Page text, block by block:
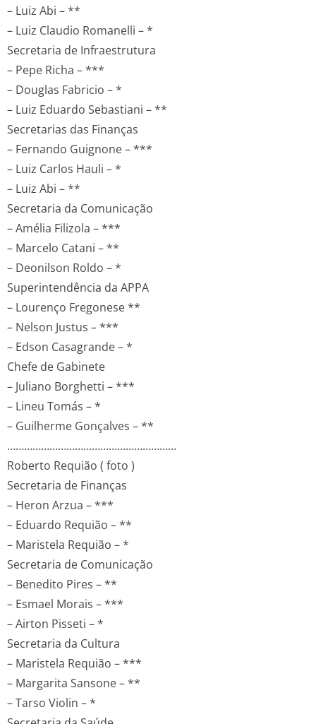
– Luiz Abi – **
– Luiz Claudio Romanelli – *
Secretaria de Infraestrutura
– Pepe Richa – ***
– Douglas Fabricio – *
– Luiz Eduardo Sebastiani – **
Secretarias das Finanças
– Fernando Guignone – ***
– Luiz Carlos Hauli – *
– Luiz Abi – **
Secretaria da Comunicação
– Amélia Filizola – ***
– Marcelo Catani – **
– Deonilson Roldo – *
Superintendência da APPA
– Lourenço Fregonese **
– Nelson Justus – ***
– Edson Casagrande – *
Chefe de Gabinete
– Juliano Borghetti – ***
– Lineu Tomás – *
– Guilherme Gonçalves – **
……………………………………………………
Roberto Requião ( foto )
Secretaria de Finanças
– Heron Arzua – ***
– Eduardo Requião – **
– Maristela Requião – *
Secretaria de Comunicação
– Benedito Pires – **
– Esmael Morais – ***
– Airton Pisseti – *
Secretaria da Cultura
– Maristela Requião – ***
– Margarita Sansone – **
– Tarso Violin – *